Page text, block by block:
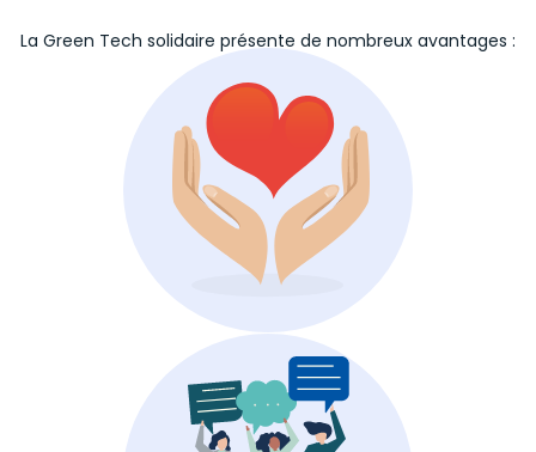
La Green Tech solidaire présente de nombreux avantages :